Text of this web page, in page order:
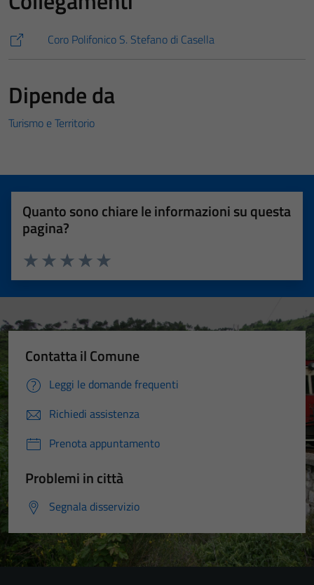
Coro Polifonico S. Stefano di Casella
Dipende da
Turismo e Territorio
Quanto sono chiare le informazioni su questa
pagina?
Valuta 5 stelle su 5
Valuta 4 stelle su 5
Valuta 3 stelle su 5
Valuta 2 stelle su 5
Valuta 1 stelle su 5
Contatta il Comune
Leggi le domande frequenti
Richiedi assistenza
Prenota appuntamento
Problemi in città
Segnala disservizio